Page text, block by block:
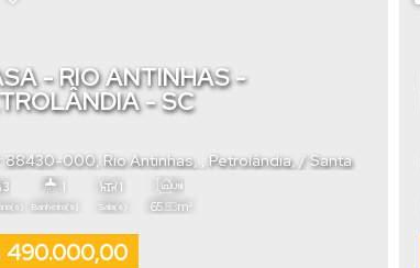
490.000,00
- RIO ANTINHAS -
- SC
88430-000, Rio Antinhas Petrolândia, Santa
,Brasil
3 1
Banheiro(s)
1
Sala(s)
Útil:
65.83m²